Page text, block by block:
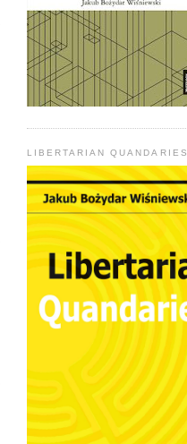
LIBERTARIAN QUANDARIES